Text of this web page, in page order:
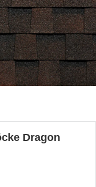
Dragon